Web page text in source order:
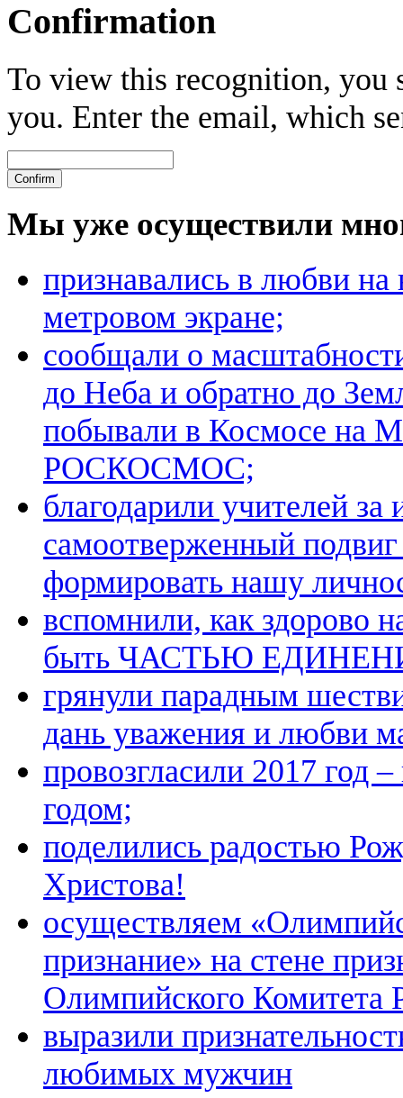
Confirmation
To view this recognition, you
you. Enter the email, which
Мы уже осуществили
признавались в любви на
метровом экране;
сообщали о
до Неба и обратно до
побывали в Космосе на
РОСКОСМОС;
благодарили учителей за
самоотверженный
формировать нашу
вспомнили, как здорово
быть ЧАСТЬЮ
грянули парадным
дань уважения и любви
провозгласили 2017 год
годом;
поделились радостью
Христова!
осуществляем
признание» на стене
Олимпийского Комитета
выразили
любимых мужчин